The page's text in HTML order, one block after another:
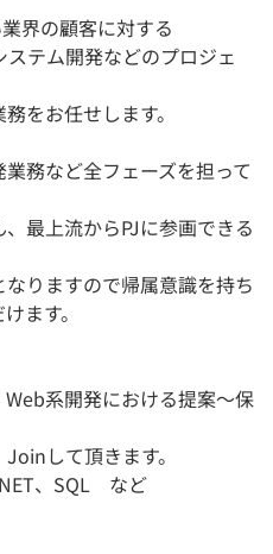
界の顧客に対する
テム開発などのプロジェ
をお任せします。
務など全フェーズを担って
最上流からPJに参画できる
りますので帰属意識を持ち
ます。
系開発における提案～保
して頂きます。
、SQL など